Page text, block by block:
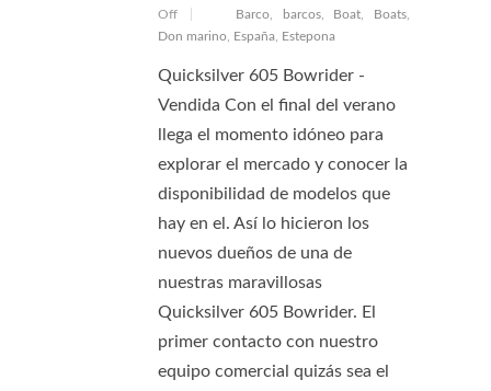
Off
Barco, barcos, Boat Boats
Don marino España Estepona
Quicksilver 605 Bowrider -
Vendida Con el final del verano
llega el momento idóneo para
explorar el mercado y conocer la
disponibilidad de modelos que
hay en el. Así lo hicieron los
nuevos dueños de una de
nuestras maravillosas
Quicksilver 605 Bowrider. El
primer contacto con nuestro
equipo comercial quizás sea el